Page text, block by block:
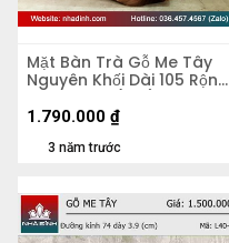
Mặt Bàn Trà Gỗ Me Tây
Nguyên Khối Dài 105 Rộng
58 Dày 5,2 (cm)
3 năm trước
1.790.000 ₫